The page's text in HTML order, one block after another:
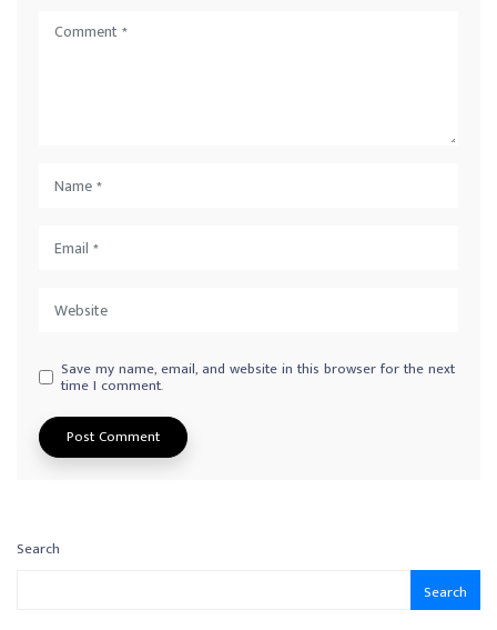
Save my name, email, and website in this browser for the next
time I comment.
Search
Search